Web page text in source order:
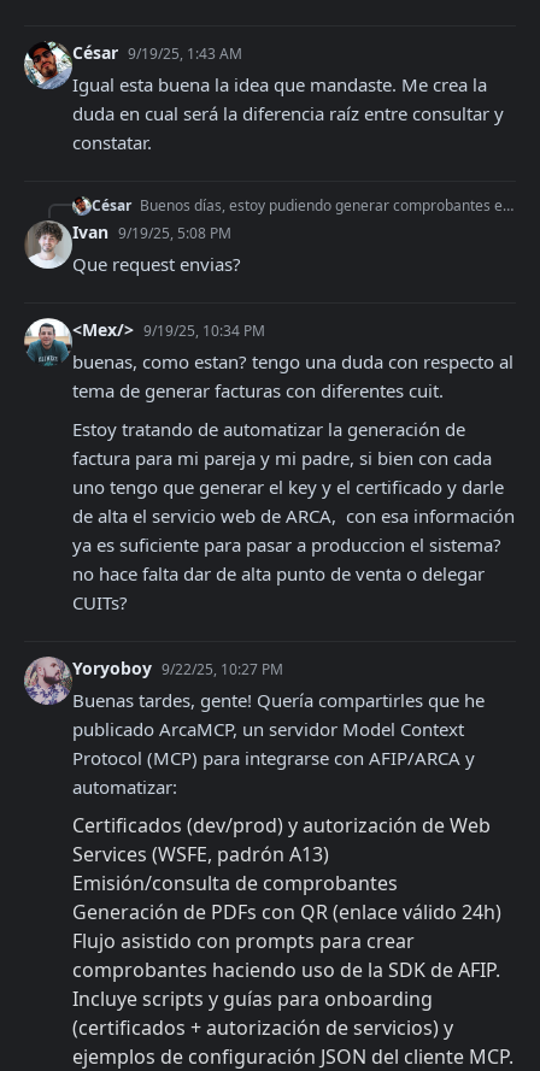
César 9/19/25, 1:43 AM
Igual esta buena la idea que mandaste. Me crea la
duda en cual será la diferencia raíz entre consultar y
constatar.
César Buenos días, estoy pudiendo generar comprobantes electrónicos sin problemas en el ambiente de homologación. Me devuelve los datos y su CAE. Pero al llamar luego
Ivan 9/19/25, 5:08 PM
Que request envias?
<Mex/> 9/19/25, 10:34 PM
buenas, como estan? tengo una duda con respecto al
tema de generar facturas con diferentes cuit.
Estoy tratando de automatizar la generación de
factura para mi pareja y mi padre, si bien con cada
uno tengo que generar el key y el certificado y darle
de alta el servicio web de ARCA,  con esa información
ya es suficiente para pasar a produccion el sistema?
no hace falta dar de alta punto de venta o delegar
CUITs?
Yoryoboy 9/22/25, 10:27 PM
Buenas tardes, gente! Quería compartirles que he
publicado ArcaMCP, un servidor Model Context
Protocol (MCP) para integrarse con AFIP/ARCA y
automatizar:
Certificados (dev/prod) y autorización de Web
Services (WSFE, padrón A13)
Emisión/consulta de comprobantes
Generación de PDFs con QR (enlace válido 24h)
Flujo asistido con prompts para crear
comprobantes haciendo uso de la SDK de AFIP.
Incluye scripts y guías para onboarding
(certificados + autorización de servicios) y
ejemplos de configuración JSON del cliente MCP.